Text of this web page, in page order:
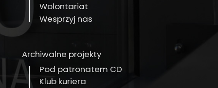
Wolontariat
Wesprzyj nas
Archiwalne projekty
Pod patronatem CD
Klub kuriera